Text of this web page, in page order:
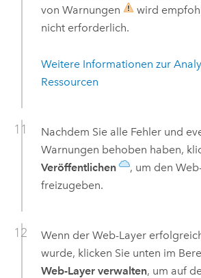
von Warnungen
wird
nicht erforderlich.
Weitere Informationen zur
Ressourcen
Nachdem Sie alle Fehler und
Warnungen behoben haben,
Veröffentlichen
, um den
freizugeben.
Wenn der Web-Layer
wurde, klicken Sie unten im
Web-Layer verwalten, um auf